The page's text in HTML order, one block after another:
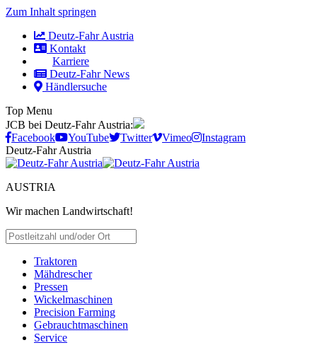
Zum Inhalt springen
Deutz-Fahr Austria
Kontakt
Karriere
Deutz-Fahr News
Händlersuche
Top Menu
JCB bei Deutz-Fahr Austria:
Facebook
YouTube Twitter Vimeo
Instagram
Deutz-Fahr Austria
AUSTRIA
Wir machen Landwirtschaft!
Traktoren
Mähdrescher
Pressen
Wickelmaschinen
Precision Farming
Gebrauchtmaschinen
Service